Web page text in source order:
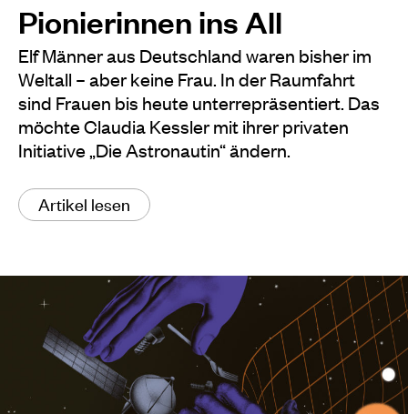
Pionierinnen ins All
Elf Männer aus Deutschland waren bisher im
Weltall – aber keine Frau. In der Raumfahrt
sind Frauen bis heute unterrepräsentiert. Das
möchte Claudia Kessler mit ihrer privaten
Initiative „Die Astronautin“ ändern.
Artikel lesen